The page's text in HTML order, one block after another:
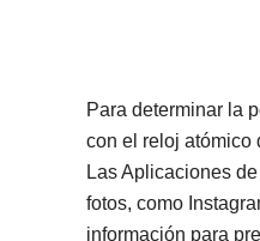
Para determinar la
con el reloj atómico
Las Aplicaciones
fotos, como
información para